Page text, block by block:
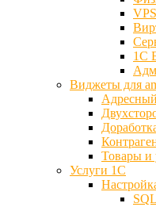
VPS
1С
Виджеты для
Товары и
Услуги 1С
SQL